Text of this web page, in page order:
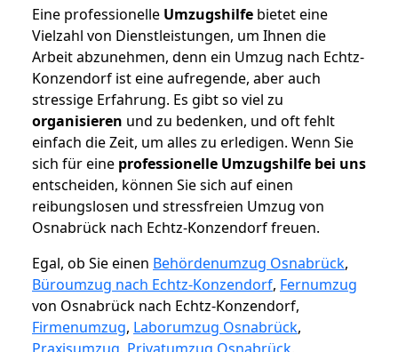
Eine professionelle Umzugshilfe bietet eine
Vielzahl von Dienstleistungen, um Ihnen die
Arbeit abzunehmen, denn ein Umzug nach Echtz-
Konzendorf ist eine aufregende, aber auch
stressige Erfahrung. Es gibt so viel zu
organisieren und zu bedenken, und oft fehlt
einfach die Zeit, um alles zu erledigen. Wenn Sie
sich für eine professionelle Umzugshilfe bei uns
entscheiden, können Sie sich auf einen
reibungslosen und stressfreien Umzug von
Osnabrück nach Echtz-Konzendorf freuen.
Egal, ob Sie einen Behördenumzug Osnabrück,
Büroumzug nach Echtz-Konzendorf, Fernumzug
von Osnabrück nach Echtz-Konzendorf,
Firmenumzug, Laborumzug Osnabrück,